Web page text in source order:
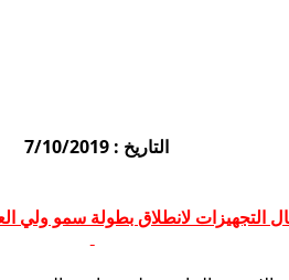
التاريخ : 7/10/2019
التجهيزات لانطلاق بطولة سمو ولي